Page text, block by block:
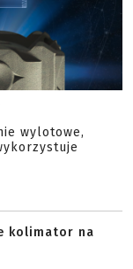
wylotowe,
kolimator na